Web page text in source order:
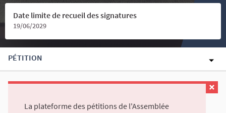
Date limite de recueil des signatures
19/06/2029
PÉTITION
La plateforme des pétitions de l'Assemblée